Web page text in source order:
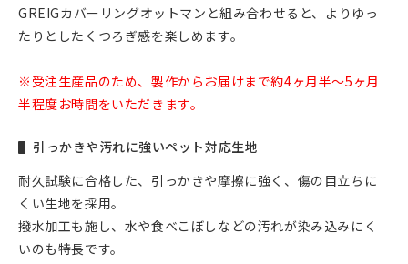
GREIGカバーリングオットマンと組み合わせると、よりゆっ
たりとしたくつろぎ感を楽しめます。
※受注生産品のため、製作からお届けまで約4ヶ月半～5ヶ月
半程度お時間をいただきます。
引っかきや汚れに強いペット対応生地
耐久試験に合格した、引っかきや摩擦に強く、傷の目立ちに
くい生地を採用。
撥水加工も施し、水や食べこぼしなどの汚れが染み込みにく
いのも特長です。